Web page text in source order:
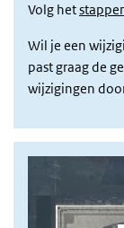
Volg het
Wil je een
past graag de
wijzigingen